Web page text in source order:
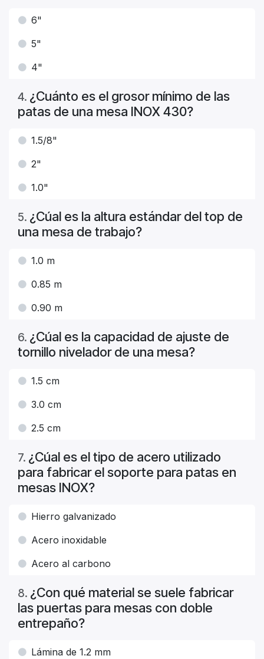
6"
5"
4"
4. ¿Cuánto es el grosor mínimo de las
patas de una mesa INOX 430?
1.5/8"
2"
1.0"
5. ¿Cúal es la altura estándar del top de
una mesa de trabajo?
1.0 m
0.85 m
0.90 m
6. ¿Cúal es la capacidad de ajuste de
tornillo nivelador de una mesa?
1.5 cm
3.0 cm
2.5 cm
7. ¿Cúal es el tipo de acero utilizado
para fabricar el soporte para patas en
mesas INOX?
Hierro galvanizado
Acero inoxidable
Acero al carbono
8. ¿Con qué material se suele fabricar
las puertas para mesas con doble
entrepaño?
Lámina de 1.2 mm